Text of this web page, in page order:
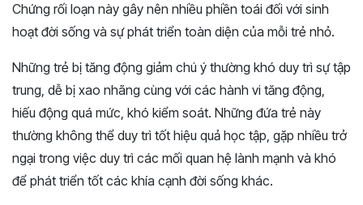
Chứng rối loạn này gây nên nhiều phiền toái đối với sinh
hoạt đời sống và sự phát triển toàn diện của mỗi trẻ nhỏ.
Những trẻ bị tăng động giảm chú ý thường khó duy trì sự tập
trung, dễ bị xao nhãng cùng với các hành vi tăng động,
hiếu động quá mức, khó kiểm soát. Những đứa trẻ này
thường không thể duy trì tốt hiệu quả học tập, gặp nhiều trở
ngại trong việc duy trì các mối quan hệ lành mạnh và khó
để phát triển tốt các khía cạnh đời sống khác.